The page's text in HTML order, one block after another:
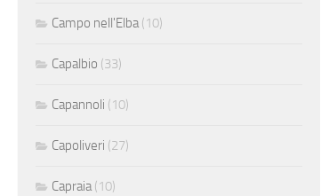
Campo nell'Elba(10)
Capalbio (33)
Capannoli (10)
Capoliveri (27)
Capraia(10)